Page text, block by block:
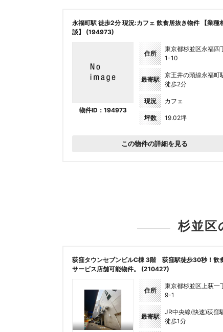
永福町駅 徒歩2分 現況:カフェ 飲食居抜き物件 【業種
談】 (194973)
物件ID：194973
住所
東京都杉並区永福四
1-10
最寄駅
京王井の頭線永福町
徒歩2分
現況 カフェ
坪数 19.02坪
この物件の詳細を見る
杉並区
荻窪タウンセブンビルC棟 3階 荻窪駅徒歩30秒！飲食
サービス店舗可能物件。 (210427)
住所
東京都杉並区上荻一
9-1
最寄駅
JR中央線(快速)荻窪
徒歩1分